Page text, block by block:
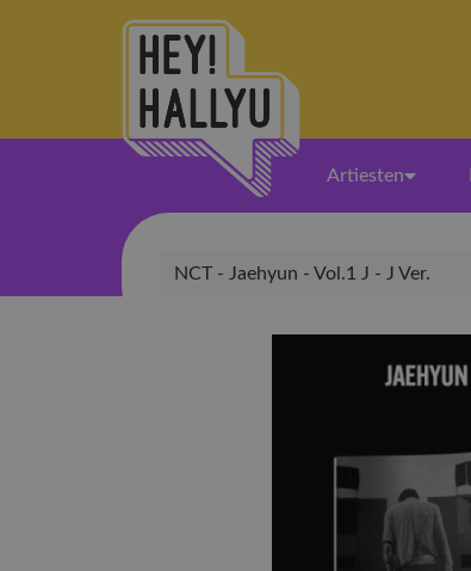
Artiesten
NCT - Jaehyun - Vol.1 J - J Ver.